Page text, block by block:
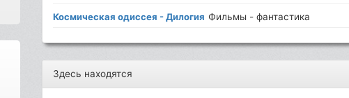
Космическая одиссея - Дилогия Фильмы - фантастика
Здесь находятся